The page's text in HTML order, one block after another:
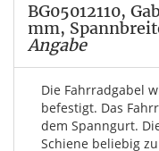
BG05012110,
mm,
Angabe
Die Fahrradgabel
befestigt. Das
dem Spanngurt.
Schiene beliebig